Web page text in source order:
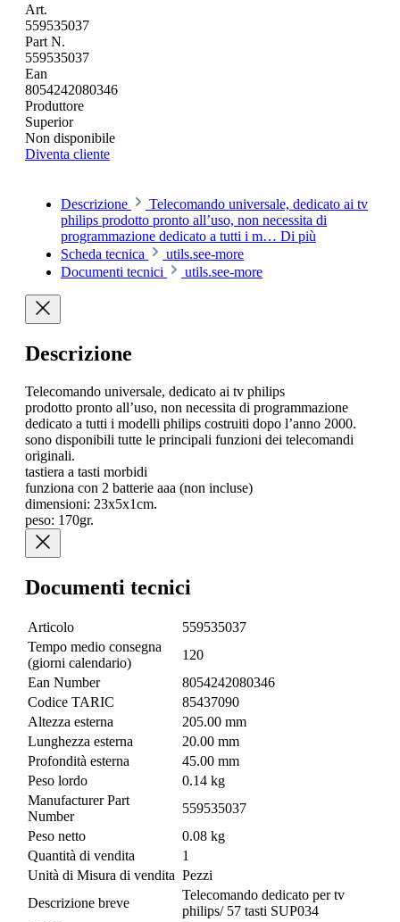
Art.
559535037
Part N.
559535037
Ean
8054242080346
Produttore
Superior
Non disponibile
Diventa cliente
Descrizione
Telecomando universale, dedicato ai tv
philips prodotto pronto all’uso, non necessita di
programmazione dedicato a tutti i m… Di più
Scheda tecnica
utils.see-more
Documenti tecnici
utils.see-more
Descrizione
Telecomando universale, dedicato ai tv philips
prodotto pronto all’uso, non necessita di programmazione
dedicato a tutti i modelli philips costruiti dopo l’anno 2000.
sono disponibili tutte le principali funzioni dei telecomandi
originali.
tastiera a tasti morbidi
funziona con 2 batterie aaa (non incluse)
dimensioni: 23x5x1cm.
peso: 170gr.
Documenti tecnici
Articolo
559535037
Tempo medio consegna
(giorni calendario)
120
Ean Number
8054242080346
Codice TARIC
85437090
Altezza esterna
205.00 mm
Lunghezza esterna
20.00 mm
Profondità esterna
45.00 mm
Peso lordo
0.14 kg
Manufacturer Part
Number
559535037
Peso netto
0.08 kg
Quantità di vendita
1
Unità di Misura di vendita Pezzi
Descrizione breve
Telecomando dedicato per tv
philips/ 57 tasti SUP034